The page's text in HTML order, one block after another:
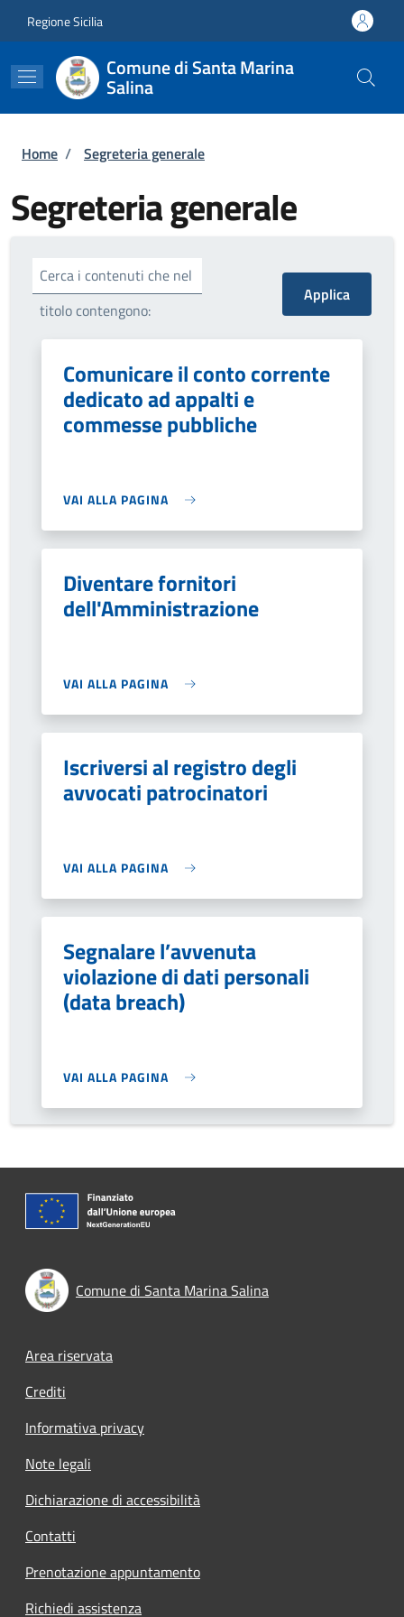
Regione Sicilia
Comune di Santa Marina
Salina
Briciole di pane
Home / Segreteria generale
Segreteria generale
Cerca i contenuti che nel
titolo contengono:
Comunicare il conto corrente
dedicato ad appalti e
commesse pubbliche
VAI ALLA PAGINA
Diventare fornitori
dell'Amministrazione
VAI ALLA PAGINA
Iscriversi al registro degli
avvocati patrocinatori
VAI ALLA PAGINA
Segnalare l’avvenuta
violazione di dati personali
(data breach)
VAI ALLA PAGINA
Comune di Santa Marina Salina
Footer menu
Area riservata
Crediti
Informativa privacy
Note legali
Dichiarazione di accessibilità
Contatti
Prenotazione appuntamento
Richiedi assistenza